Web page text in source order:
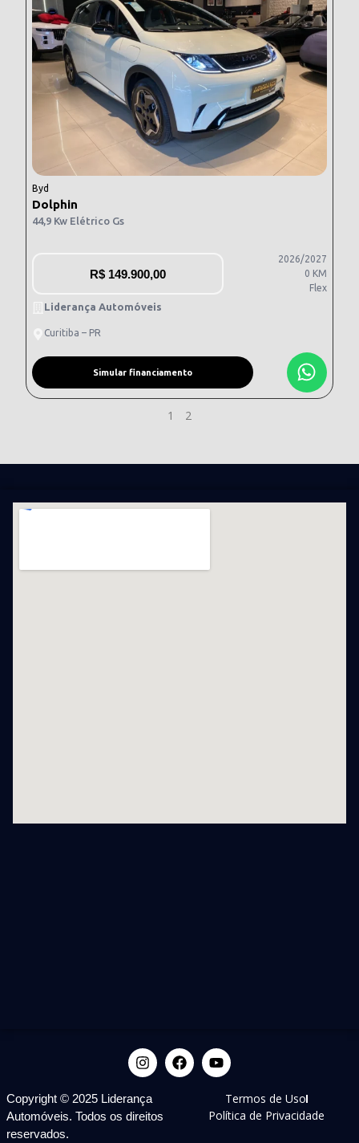
Byd
Dolphin
44,9 Kw Elétrico Gs
R$ 149.900,00
2026/2027
0 KM
Flex
Liderança Automóveis
Curitiba – PR
Simular financiamento
1 2
Copyright © 2025 Liderança
Automóveis. Todos os direitos
reservados.
Termos de Uso
Política de Privacidade